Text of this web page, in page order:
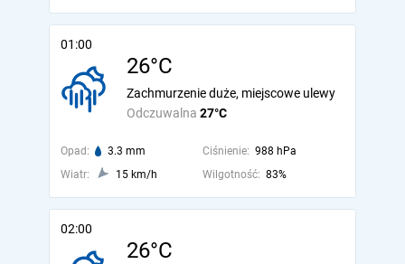
01:00
26°C
Odczuwalna 27°C
Zachmurzenie duże, miejscowe ulewy
Opad: 3.3 mm Ciśnienie: 988 hPa
Wiatr:
15 km/h Wilgotność: 83%
02:00
26°C